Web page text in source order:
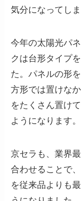
気分になってし
今年の太陽光パ
クは台形タイプ
た。パネルの形
方形では置けな
をたくさん置け
ようになります。
京セラも、業界
合わせることで
を従来品よりも